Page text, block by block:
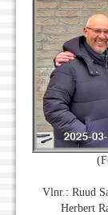
Vlnr.: Ruud
Herbert